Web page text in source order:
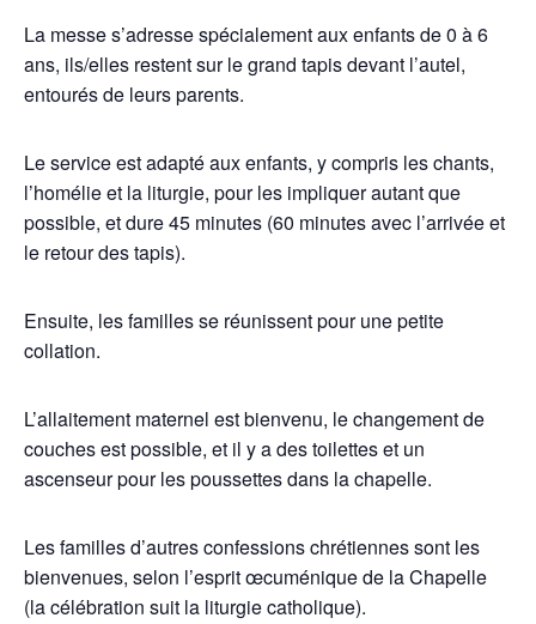
La messe s’adresse spécialement aux enfants de 0 à 6
ans, ils/elles restent sur le grand tapis devant l’autel,
entourés de leurs parents.
Le service est adapté aux enfants, y compris les chants,
l’homélie et la liturgie, pour les impliquer autant que
possible, et dure 45 minutes (60 minutes avec l’arrivée et
le retour des tapis).
Ensuite, les familles se réunissent pour une petite
collation.
L’allaitement maternel est bienvenu, le changement de
couches est possible, et il y a des toilettes et un
ascenseur pour les poussettes dans la chapelle.
Les familles d’autres confessions chrétiennes sont les
bienvenues, selon l’esprit œcuménique de la Chapelle
(la célébration suit la liturgie catholique).